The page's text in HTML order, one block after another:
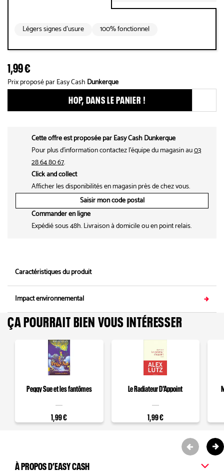
Légers signes d’usure 100% fonctionnel
1,99 €
Prix proposé par Easy Cash Dunkerque
HOP, DANS LE PANIER !
Cette offre est proposée par Easy Cash Dunkerque
Pour plus d'information contactez l'équipe du magasin au03
28 64 80 67.
Click and collect
Afficher les disponibilités en magasin près de chez vous.
Saisir mon code postal
Commander en ligne
Expédié sous 48h. Livraison à domicile ou en point relais.
Caractéristiques du produit
Impact environnemental
ÇA POURRAIT BIEN VOUS INTÉRESSER
Peggy Sue et les fantômes
1,99 €
Le Radiateur D'Appoint
1,99 €
À PROPOS D’EASY CASH